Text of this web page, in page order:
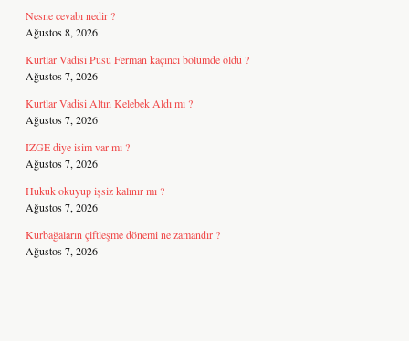
Nesne cevabı nedir ?
Ağustos 8, 2026
Kurtlar Vadisi Pusu Ferman kaçıncı bölümde öldü ?
Ağustos 7, 2026
Kurtlar Vadisi Altın Kelebek Aldı mı ?
Ağustos 7, 2026
IZGE diye isim var mı ?
Ağustos 7, 2026
Hukuk okuyup işsiz kalınır mı ?
Ağustos 7, 2026
Kurbağaların çiftleşme dönemi ne zamandır ?
Ağustos 7, 2026